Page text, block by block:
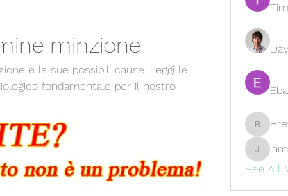
minzione
e le sue possibili cause. Leggi le
fondamentale per il nostro
Brewer
See All